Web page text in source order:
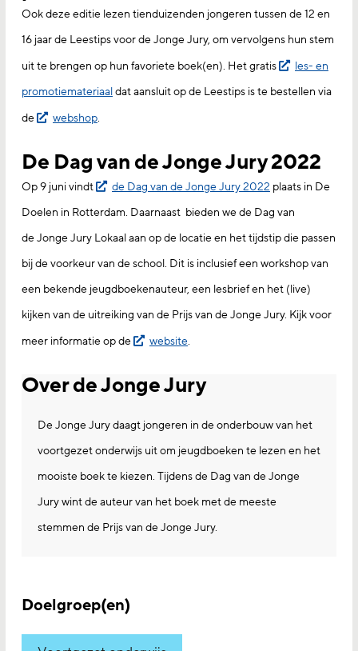
Ook deze editie lezen tienduizenden jongeren tussen de 12 en
16 jaar de Leestips voor de Jonge Jury, om vervolgens hun stem
uit te brengen op hun favoriete boek(en). Het gratis
les- en
promotiemateriaaldat aansluit op de Leestips is te bestellen via
de
webshop.
De Dag van de Jonge Jury 2022
Op 9 juni vindt de Dag van de Jonge Jury 2022 plaats in De
Doelen in Rotterdam. Daarnaast bieden we de Dag van
de Jonge Jury Lokaal aan op de locatie en het tijdstip die passen
bij de voorkeur van de school. Dit is inclusief een workshop van
een bekende jeugdboekenauteur, een lesbrief en het (live)
kijken van de uitreiking van de Prijs van de Jonge Jury. Kijk voor
meer informatie op de
website.
Over de Jonge Jury
De Jonge Jury daagt jongeren in de onderbouw van het
voortgezet onderwijs uit om jeugdboeken te lezen en het
mooiste boek te kiezen. Tijdens de Dag van de Jonge
Jury wint de auteur van het boek met de meeste
stemmen de Prijs van de Jonge Jury.
Doelgroep(en)